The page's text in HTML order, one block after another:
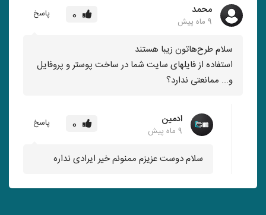
محمد
9 ماه پیش 0 پاسخ
سلام طرح‌هاتون زیبا هستند
استفاده از فایلهای سایت شما در ساخت پوستر و پروفایل
و... ممانعتی ندارد؟
ادمین
9 ماه پیش 0 پاسخ
سلام دوست عزیزم ممنونم خیر ایرادی نداره